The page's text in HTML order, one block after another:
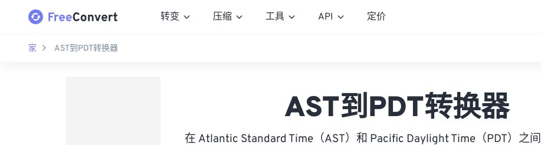
转变 压缩 工具 API 定价
家 AST到PDT转换器
AST到PDT转换器
在 Atlantic Standard Time（AST）和 Pacific Daylight Time（PDT）之